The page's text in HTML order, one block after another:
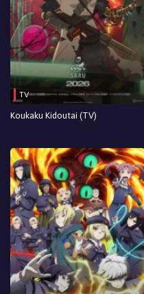
TV
Koukaku Kidoutai (TV)